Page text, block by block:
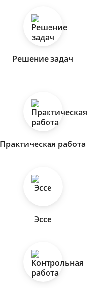
Решение задач
Практическая работа
Эссе